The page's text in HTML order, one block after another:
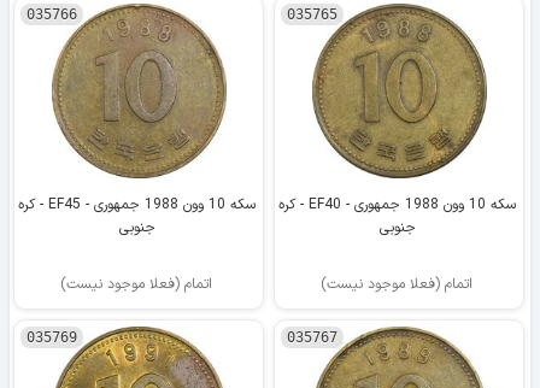
035765
سکه 10 وون 1988 جمهوری - EF40 - کره
جنوبی
اتمام (فعلا موجود نیست)
035766
سکه 10 وون 1988 جمهوری - EF45 - کره
جنوبی
اتمام (فعلا موجود نیست)
035767
035769